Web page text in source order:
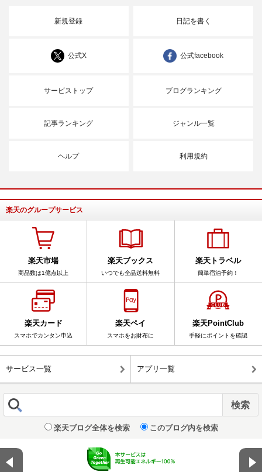
新規登録 日記を書く
公式X 公式facebook
サービストップ ブログランキング
記事ランキング ジャンル一覧
ヘルプ 利用規約
楽天のグループサービス
楽天市場
商品数は1億点以上
楽天ブックス
いつでも全品送料無料
楽天トラベル
簡単宿泊予約！
楽天カード
スマホでカンタン申込
楽天ペイ
スマホをお財布に
楽天PointClub
手軽にポイントを確認
サービス一覧 アプリ一覧
楽天ブログ全体を検索 このブログ内を検索